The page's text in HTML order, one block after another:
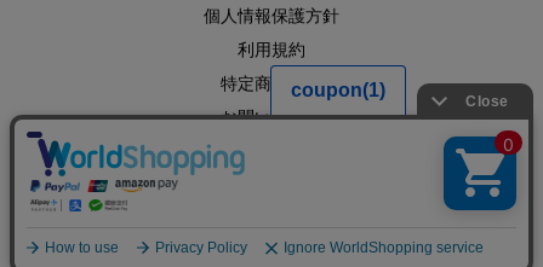
個人情報保護方針
利用規約
特定商取引法
お問い合わせ
企業情報